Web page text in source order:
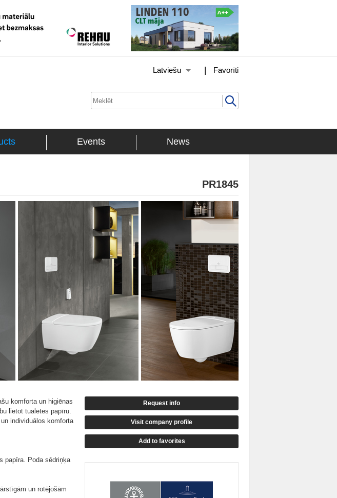
Favorīti
|
Latviešu
Events News
PR1845
komforta un higiēnas
lietot tualetes papīru.
individuālos komforta
papīra. Poda sēdriņķa
un rotējošām
Request info
Visit company profile
Add to favorites